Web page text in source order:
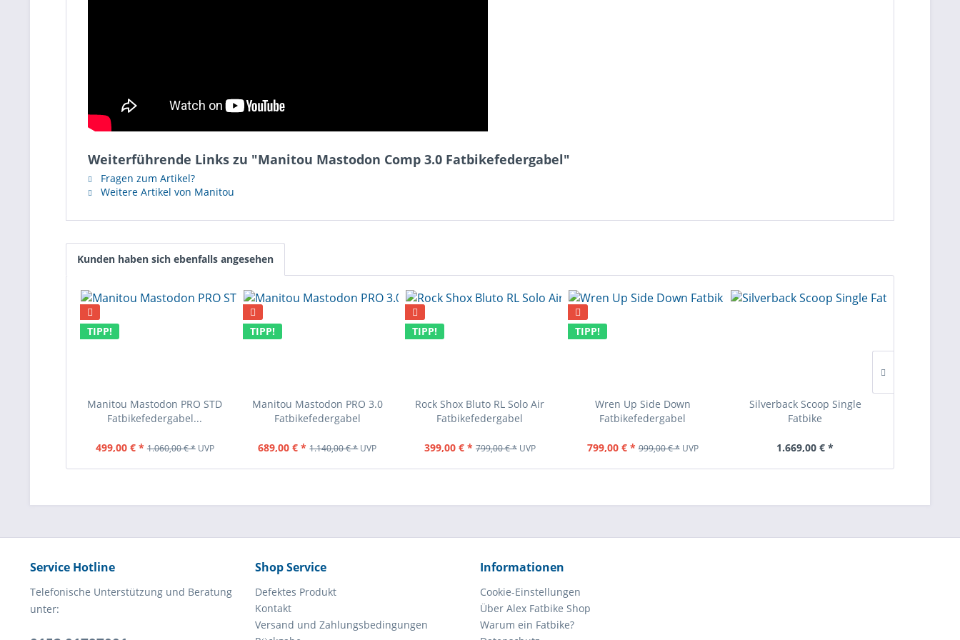
Weiterführende Links zu "Manitou Mastodon Comp 3.0 Fatbikefedergabel"
Fragen zum Artikel?
Weitere Artikel von Manitou
Kunden haben sich ebenfalls angesehen
TIPP!
Manitou Mastodon PRO STD
Fatbikefedergabel...
499,00 € * 1.060,00 € *UVP
TIPP!
Manitou Mastodon PRO 3.0
Fatbikefedergabel
689,00 € * 1.140,00 € *UVP
TIPP!
Rock Shox Bluto RL Solo Air
Fatbikefedergabel
399,00 € * 799,00 € *UVP
TIPP!
Wren Up Side Down
Fatbikefedergabel
799,00 € * 999,00 € *UVP
Silverback Scoop Single
Fatbike
1.669,00 € *
Service Hotline
Telefonische Unterstützung und Beratung
unter:
Shop Service
Defektes Produkt
Kontakt
Versand und Zahlungsbedingungen
Informationen
Cookie-Einstellungen
Über Alex Fatbike Shop
Warum ein Fatbike?